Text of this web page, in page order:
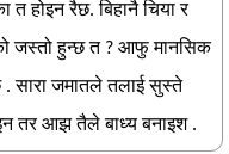
होइन रैछ. बिहानै चिया र
जस्तो हुन्छ त ? आफु मानसिक
सारा जमातले तलाई सुस्ते
तर आझ तैले बाध्य बनाइश .